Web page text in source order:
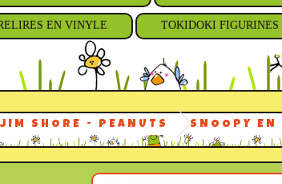
EN VINYLE TOKIDOKI FIGURINES
JIM SHORE - PEANUTS SNOOPY EN